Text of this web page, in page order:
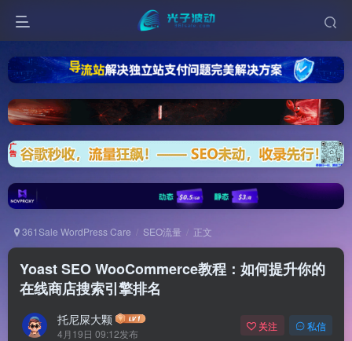
361Sale WordPress Care SEO流量 正文
Yoast SEO WooCommerce教程：如何提升你的
在线商店搜索引擎排名
托尼屎大颗
4月19日 09:12发布
关注 私信